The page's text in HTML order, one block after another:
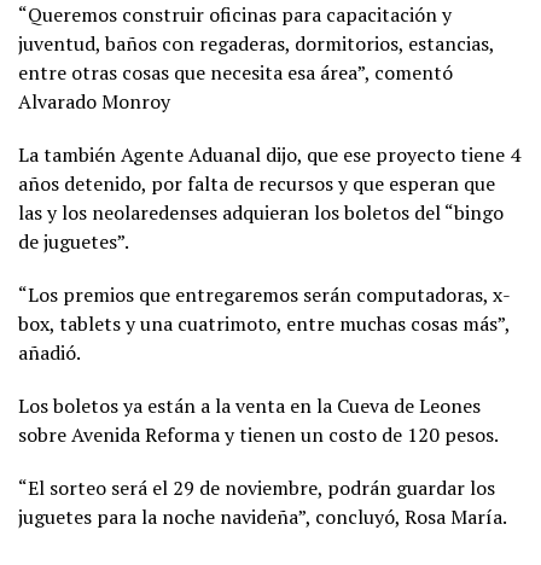
“Queremos construir oficinas para capacitación y
juventud, baños con regaderas, dormitorios, estancias,
entre otras cosas que necesita esa área”, comentó
Alvarado Monroy
La también Agente Aduanal dijo, que ese proyecto tiene 4
años detenido, por falta de recursos y que esperan que
las y los neolaredenses adquieran los boletos del “bingo
de juguetes”.
“Los premios que entregaremos serán computadoras, x-
box, tablets y una cuatrimoto, entre muchas cosas más”,
añadió.
Los boletos ya están a la venta en la Cueva de Leones
sobre Avenida Reforma y tienen un costo de 120 pesos.
“El sorteo será el 29 de noviembre, podrán guardar los
juguetes para la noche navideña”, concluyó, Rosa María.